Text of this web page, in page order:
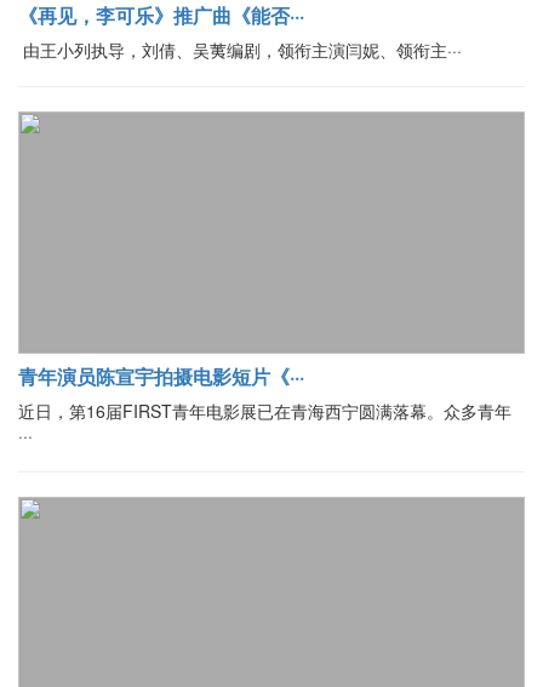
《再见，李可乐》推广曲《能否···
由王小列执导，刘倩、吴荑编剧，领衔主演闫妮、领衔主···
青年演员陈宣宇拍摄电影短片《···
近日，第16届FIRST青年电影展已在青海西宁圆满落幕。众多青年
···